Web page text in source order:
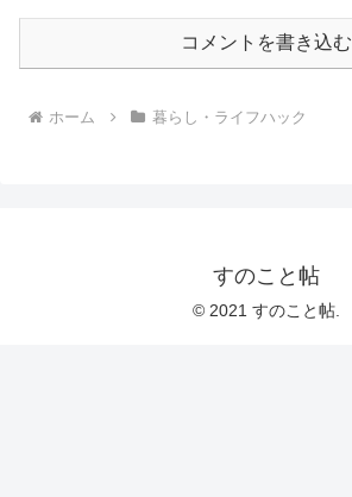
コメントを書き込む
ホーム 暮らし・ライフハック
すのこと帖
© 2021 すのこと帖.